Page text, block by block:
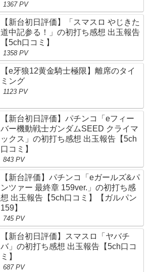
1367 PV
【新台初日評価】「スマスロ やじきた
道中記参る！」の初打ち感想 出玉報告
【5ch口コミ】
1358 PV
【e牙狼12黄金騎士極限】離席のタイ
ミング
1123 PV
【新台初日評価】パチンコ「eフィー
バー機動戦士ガンダムSEED クライマ
ックス」の初打ち感想 出玉報告【5ch
口コミ】
843 PV
【新台評価】パチンコ「eガールズ&パ
ンツァー 最終章 159ver.」の初打ち感
想 出玉報告【5ch口コミ】【ガルパン
159】
745 PV
【新台初日評価】スマスロ「ヤバチ
バ」の初打ち感想 出玉報告【5ch口コ
ミ】
687 PV